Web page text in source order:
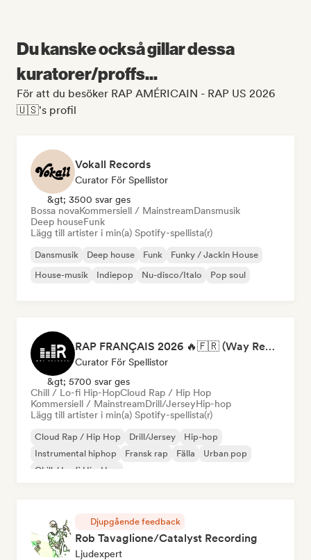
Du kanske också gillar dessa
kuratorer/proffs...
För att du besöker RAP AMÉRICAIN - RAP US 2026
🇺🇸's profil
Vokall Records
Curator För Spellistor
&gt; 3500 svar ges
Bossa novaKommersiell / MainstreamDansmusik
Deep houseFunk
Lägg till artister i min(a) Spotify-spellista(r)
Dansmusik Deep house Funk
Funky / Jackin House
House-musik
Indiepop Nu-disco/Italo Pop soul
RAP FRANÇAIS 2026 🔥🇫🇷 (Way Records)
Curator För Spellistor
&gt; 5700 svar ges
Chill / Lo-fi Hip-HopCloud Rap / Hip Hop
Kommersiell / MainstreamDrill/JerseyHip-hop
Lägg till artister i min(a) Spotify-spellista(r)
Cloud Rap / Hip Hop Drill/Jersey
Hip-hop
Instrumental hiphop
Fransk rap Fälla
Urban pop
Chill / Lo-fi Hip-Hop
Djupgående feedback
Rob Tavaglione/Catalyst Recording
Ljudexpert